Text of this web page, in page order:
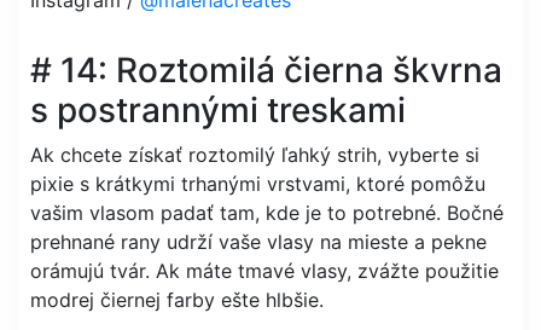
# 14: Roztomilá čierna škvrna
s postrannými treskami
Ak chcete získať roztomilý ľahký strih, vyberte si
pixie s krátkymi trhanými vrstvami, ktoré pomôžu
vašim vlasom padať tam, kde je to potrebné. Bočné
prehnané rany udrží vaše vlasy na mieste a pekne
orámujú tvár. Ak máte tmavé vlasy, zvážte použitie
modrej čiernej farby ešte hlbšie.